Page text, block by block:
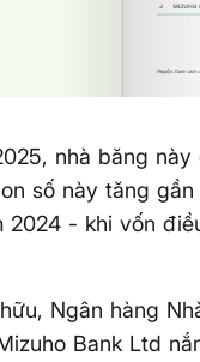
nhà băng
số này tăng
- khi vốn
Ngân hàng
Bank Ltd